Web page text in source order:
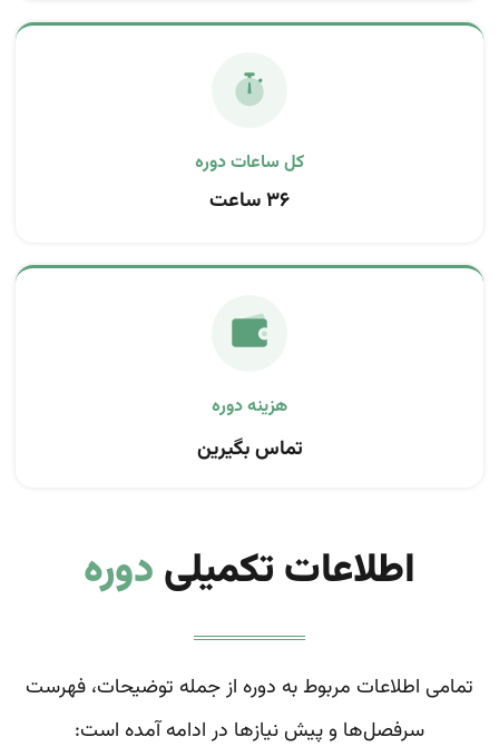
کل ساعات دوره
۳۶ ساعت
تماس بگیرین
اطلاعات تکمیلیدوره
تمامی اطلاعات مربوط به دوره از جمله توضیحات، فهرست
سرفصل‌ها و پیش نیازها در ادامه آمده است: